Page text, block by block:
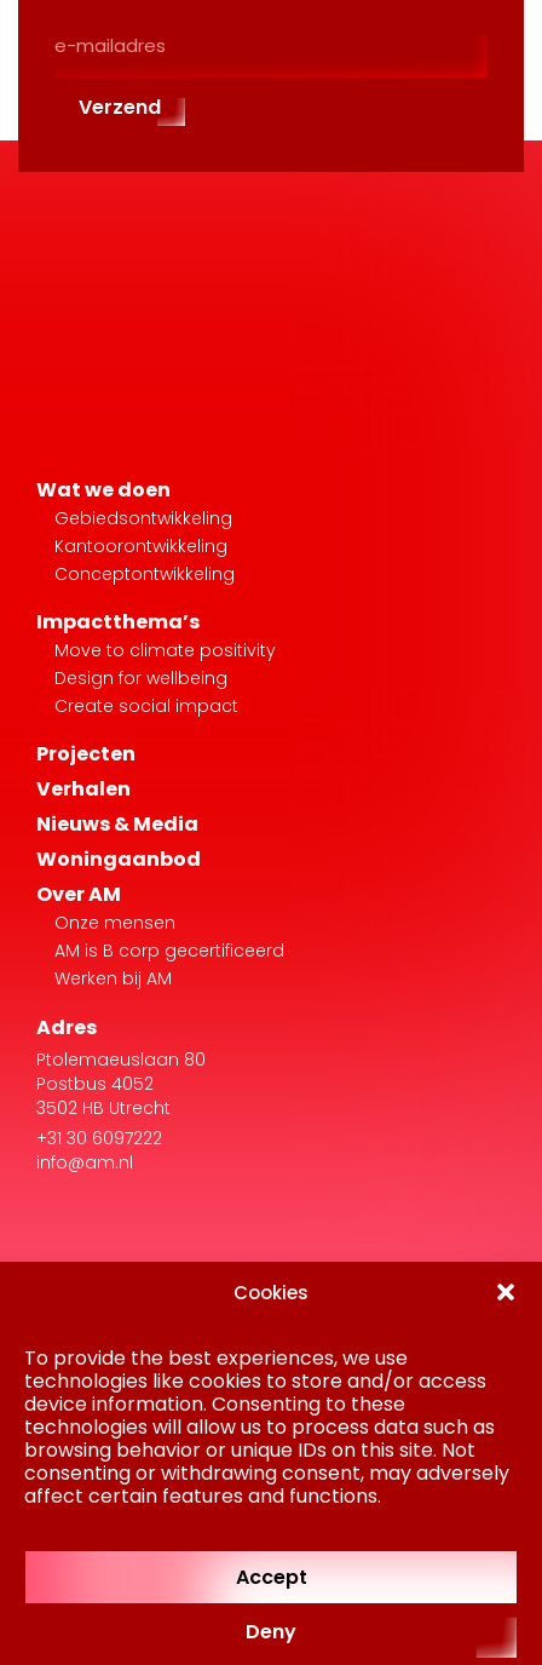
Cookies
To provide the best experiences, we use
technologies like cookies to store and/or access
device information. Consenting to these
technologies will allow us to process data such as
browsing behavior or unique IDs on this site. Not
consenting or withdrawing consent, may adversely
affect certain features and functions.
Accept
Deny
Mailadres
Verzend
Conceptontwikkeling
Impactthema’s
Move to climate positivity
Design for wellbeing
Create social impact
Projecten
Verhalen
Woningaanbod
Onze mensen
AM is B corp gecertificeerd
Werken bij AM
Adres
Ptolemaeuslaan 80
Postbus 4052
3502 HB Utrecht
+31 30 6097222
info@am.nl
Privacy Statement
Gedragscode
Inkoop
Cookiebeleid
Colofon
AM is onderdeel van Koninklijke BAM Groep
NV © AM 2024